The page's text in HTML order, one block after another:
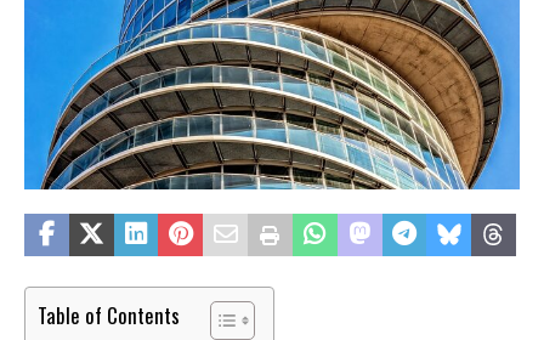
Table of Contents